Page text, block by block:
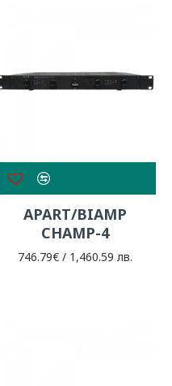
APART/BIAMP
CHAMP-4
746.79€ / 1,460.59 лв.